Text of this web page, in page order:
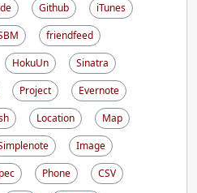
Github
iTunes
friendfeed
HokuUn
Sinatra
Project
Evernote
Location
Map
Image
Phone
CSV